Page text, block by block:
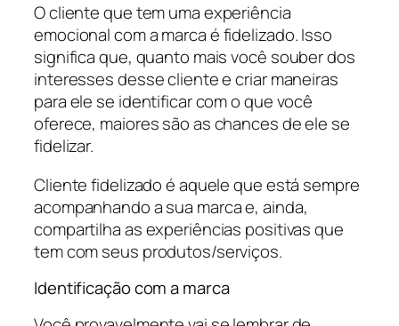
O cliente que tem uma experiência
emocional com a marca é fidelizado. Isso
significa que, quanto mais você souber dos
interesses desse cliente e criar maneiras
para ele se identificar com o que você
oferece, maiores são as chances de ele se
fidelizar.
Cliente fidelizado é aquele que está sempre
acompanhando a sua marca e, ainda,
compartilha as experiências positivas que
tem com seus produtos/serviços.
Identificação com a marca